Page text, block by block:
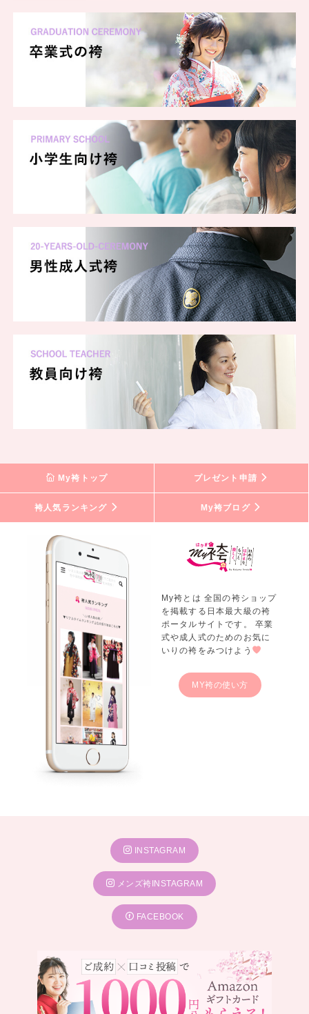
My袴トップ プレゼント申請
袴人気ランキング My袴ブログ
My袴とは 全国の袴ショップ
を掲載する日本最大級の袴
ポータルサイトです。 卒業
式や成人式のためのお気に
いりの袴をみつけよう
MY袴の使い方
INSTAGRAM
メンズ袴INSTAGRAM
FACEBOOK